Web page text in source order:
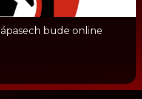
bude online